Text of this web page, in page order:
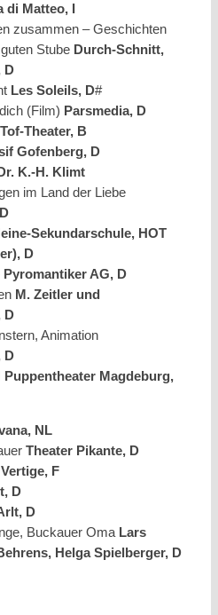
di Matteo, I
zusammen – Geschichten
Stube Durch-Schnitt,
D
Les Soleils, D#
(Film) Parsmedia, D
Tof-Theater, B
Gofenberg, D
K.-H. Klimt
im Land der Liebe
Sekundarschule, HOT
D
Pyromantiker AG, D
M. Zeitler und
D
Animation
D
Puppentheater Magdeburg,
NL
Theater Pikante, D
F
D
D
Buckauer Oma Lars
Helga Spielberger, D